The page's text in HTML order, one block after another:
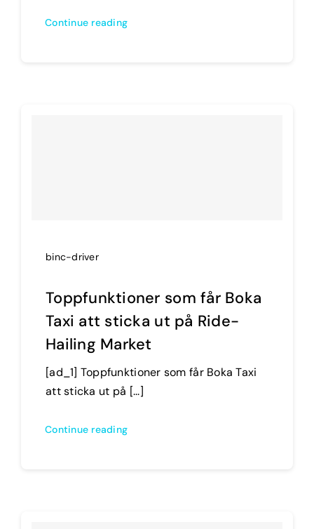
Continue reading
binc-driver
Toppfunktioner som får Boka
Taxi att sticka ut på Ride-
Hailing Market
[ad_1] Toppfunktioner som får Boka Taxi
att sticka ut på [...]
Continue reading